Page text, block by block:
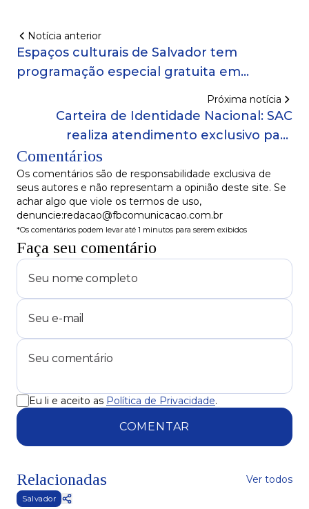
Notícia anterior
Espaços culturais de Salvador tem
programação especial gratuita em
comemoração ao Dia das Crianças; confira
Próxima notícia
Carteira de Identidade Nacional: SAC
realiza atendimento exclusivo para
crianças e adolescentes neste sábado (11)
Comentários
Os comentários são de responsabilidade exclusiva de
seus autores e não representam a opinião deste site. Se
achar algo que viole os termos de uso,
denuncie:redacao@fbcomunicacao.com.br
*Os comentários podem levar até 1 minutos para serem exibidos
Faça seu comentário
Eu li e aceito as Política de Privacidade.
COMENTAR
Relacionadas Ver todos
Salvador